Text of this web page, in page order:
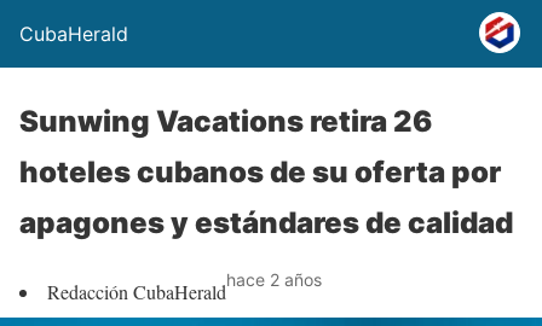
CubaHerald
Sunwing Vacations retira 26
hoteles cubanos de su oferta por
apagones y estándares de calidad
Redacción CubaHeraldhace 2 años